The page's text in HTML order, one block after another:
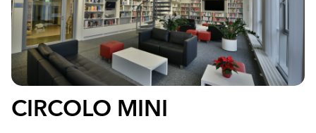
CIRCOLO MINI